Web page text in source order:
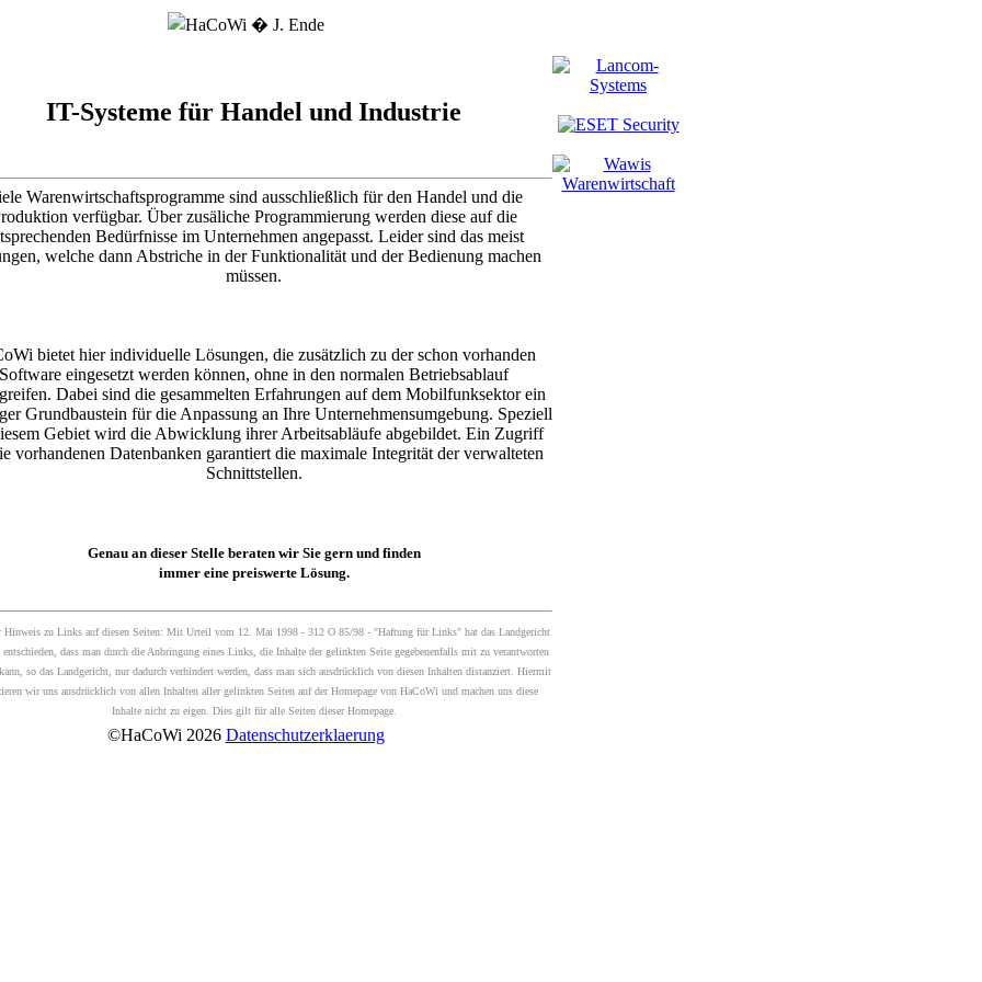
IT-Systeme für Handel und Industrie
Warenwirtschaftsprogramme sind ausschließlich für den Handel und die
verfügbar. Über zusäliche Programmierung werden diese auf die
Bedürfnisse im Unternehmen angepasst. Leider sind das meist
welche dann Abstriche in der Funktionalität und der Bedienung machen
müssen.
bietet hier individuelle Lösungen, die zusätzlich zu der schon vorhanden
Software eingesetzt werden können, ohne in den normalen Betriebsablauf
Dabei sind die gesammelten Erfahrungen auf dem Mobilfunksektor ein
Grundbaustein für die Anpassung an Ihre Unternehmensumgebung. Speziell
Gebiet wird die Abwicklung ihrer Arbeitsabläufe abgebildet. Ein Zugriff
vorhandenen Datenbanken garantiert die maximale Integrität der verwalteten
Schnittstellen.
Genau an dieser Stelle beraten wir Sie gern und finden
immer eine preiswerte Lösung.
Hinweis zu Links auf diesen Seiten: Mit Urteil vom 12. Mai 1998 - 312 O 85/98 - "Haftung für Links" hat das Landgericht
entschieden, dass man durch die Anbringung eines Links, die Inhalte der gelinkten Seite gegebenenfalls mit zu verantworten
so das Landgericht, nur dadurch verhindert werden, dass man sich ausdrücklich von diesen Inhalten distanziert. Hiermit
wir uns ausdrücklich von allen Inhalten aller gelinkten Seiten auf der Homepage von HaCoWi und machen uns diese
Inhalte nicht zu eigen. Dies gilt für alle Seiten dieser Homepage.
©HaCoWi 2026 Datenschutzerklaerung